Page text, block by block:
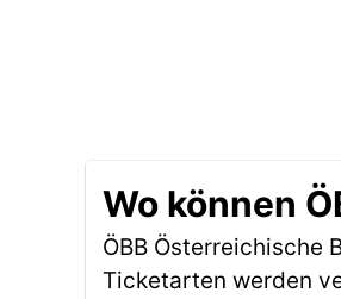
Wo können
ÖBB Österreichische
Ticketarten werden